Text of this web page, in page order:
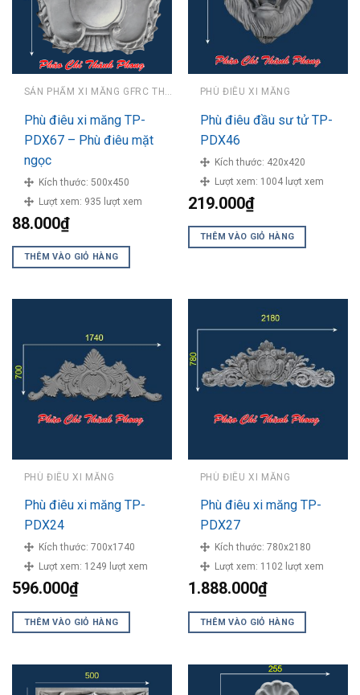
SẢN PHẨM XI MĂNG GFRC THÀNH PHONG
Phù điêu xi măng TP-
PDX67 – Phù điêu mặt
ngọc
Kích thước: 500x450
Lượt xem: 935 lượt xem
88.000₫
THÊM VÀO GIỎ HÀNG
PHÙ ĐIÊU XI MĂNG
Phù điêu đầu sư tử TP-
PDX46
Kích thước: 420x420
Lượt xem: 1004 lượt xem
219.000₫
THÊM VÀO GIỎ HÀNG
PHÙ ĐIÊU XI MĂNG
Phù điêu xi măng TP-
PDX24
Kích thước: 700x1740
Lượt xem: 1249 lượt xem
596.000₫
THÊM VÀO GIỎ HÀNG
PHÙ ĐIÊU XI MĂNG
Phù điêu xi măng TP-
PDX27
Kích thước: 780x2180
Lượt xem: 1102 lượt xem
1.888.000₫
THÊM VÀO GIỎ HÀNG